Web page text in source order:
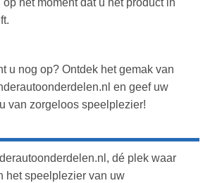
u nog op? Ontdek het gemak van
en geef uw
van zorgeloos speelplezier!
dé plek waar
het speelplezier van uw